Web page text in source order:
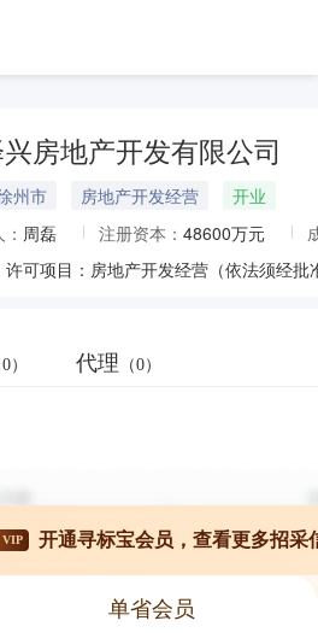
房地产开发有限公司
州市 房地产开发经营
开业
周磊 注册资本： 48600万元
0） 代理 （0）
VIP 开通寻标宝会员，查看更多招采
单省会员